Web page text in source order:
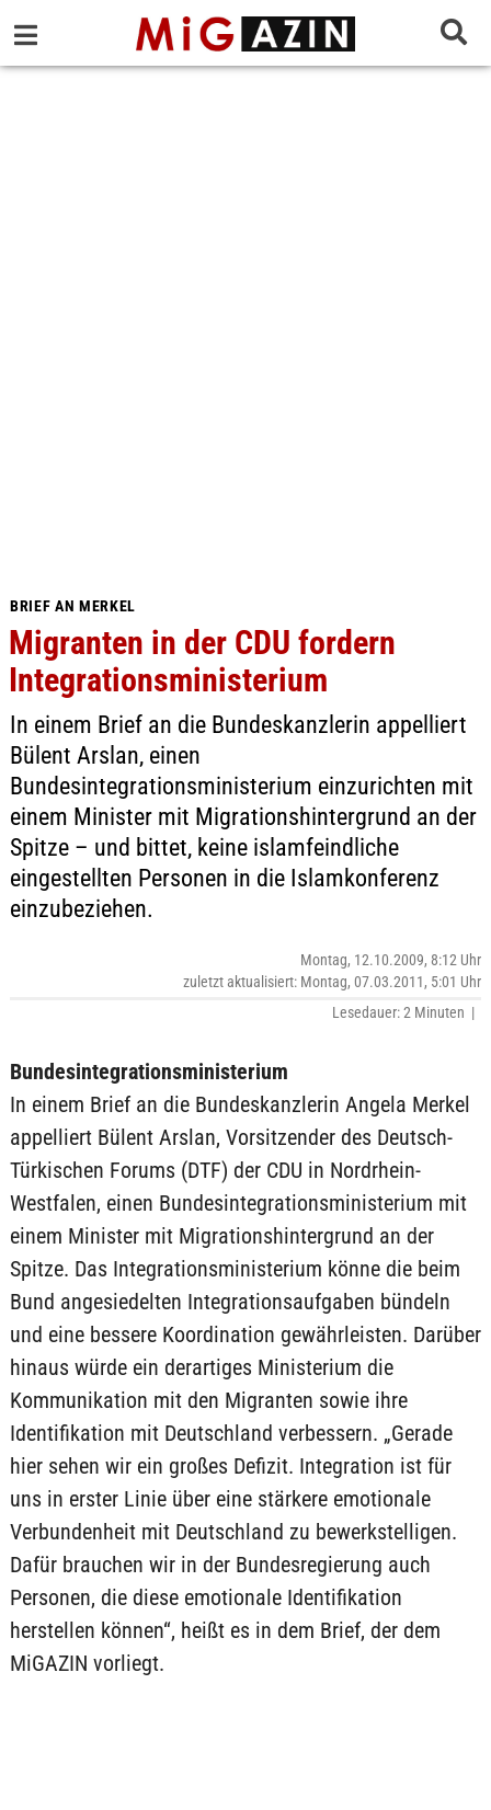
BRIEF AN MERKEL
Migranten in der CDU fordern
Integrationsministerium
In einem Brief an die Bundeskanzlerin appelliert
Bülent Arslan, einen
Bundesintegrationsministerium einzurichten mit
einem Minister mit Migrationshintergrund an der
Spitze – und bittet, keine islamfeindliche
eingestellten Personen in die Islamkonferenz
einzubeziehen.
Montag, 12.10.2009, 8:12 Uhr
zuletzt aktualisiert: Montag, 07.03.2011, 5:01 Uhr
Lesedauer: 2 Minuten |
Bundesintegrationsministerium
In einem Brief an die Bundeskanzlerin Angela Merkel
appelliert Bülent Arslan, Vorsitzender des Deutsch-
Türkischen Forums (DTF) der CDU in Nordrhein-
Westfalen, einen Bundesintegrationsministerium mit
einem Minister mit Migrationshintergrund an der
Spitze. Das Integrationsministerium könne die beim
Bund angesiedelten Integrationsaufgaben bündeln
und eine bessere Koordination gewährleisten. Darüber
hinaus würde ein derartiges Ministerium die
Kommunikation mit den Migranten sowie ihre
Identifikation mit Deutschland verbessern. „Gerade
hier sehen wir ein großes Defizit. Integration ist für
uns in erster Linie über eine stärkere emotionale
Verbundenheit mit Deutschland zu bewerkstelligen.
Dafür brauchen wir in der Bundesregierung auch
Personen, die diese emotionale Identifikation
herstellen können“, heißt es in dem Brief, der dem
MiGAZIN vorliegt.